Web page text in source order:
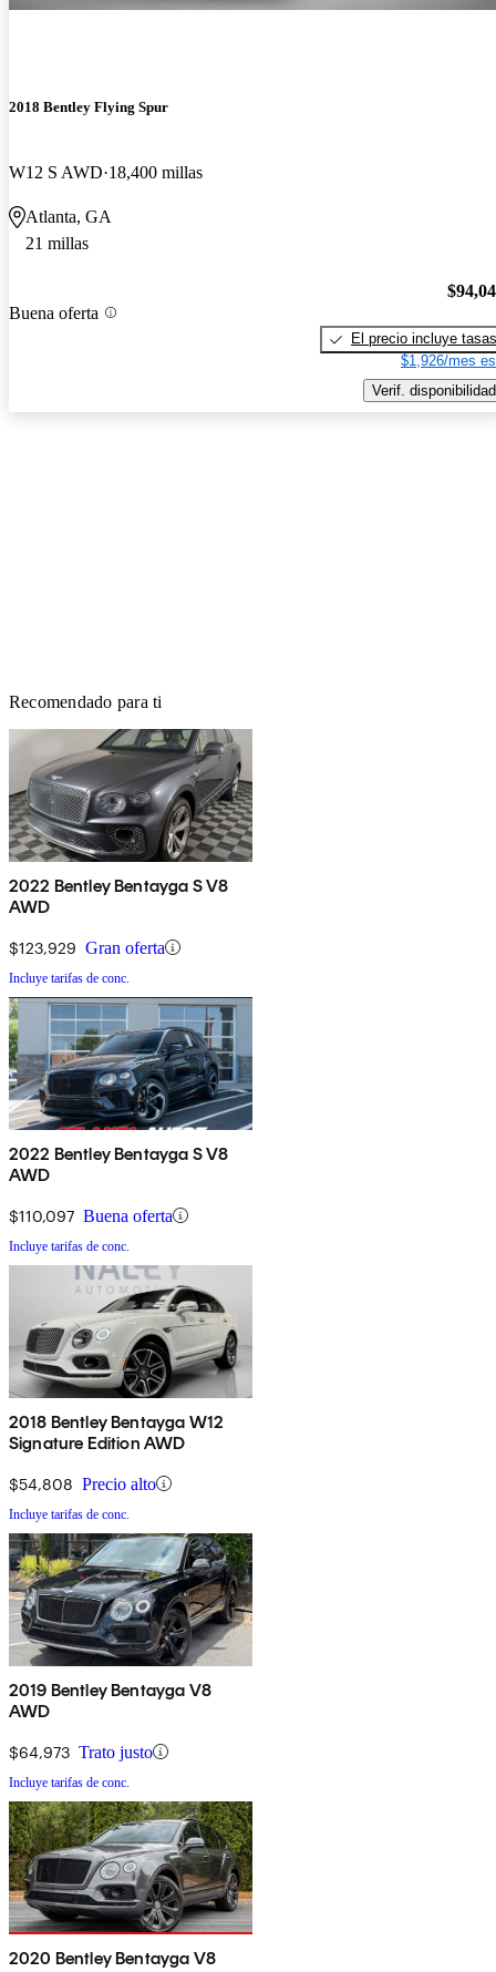
2018 Bentley Flying Spur
W12 S AWD 18,400 millas
Atlanta, GA
21 millas
Buena oferta
El precio incluye tasas
$1,926/mes
Verif. disponibilidad
Recomendado para ti
2022 Bentley Bentayga S V8
AWD
$123,929 Gran oferta
Incluye tarifas de conc.
2022 Bentley Bentayga S V8
AWD
$110,097 Buena oferta
Incluye tarifas de conc.
2018 Bentley Bentayga W12
Signature Edition AWD
$54,808 Precio alto
Incluye tarifas de conc.
2019 Bentley Bentayga V8
AWD
$64,973 Trato justo
Incluye tarifas de conc.
2020 Bentley Bentayga V8